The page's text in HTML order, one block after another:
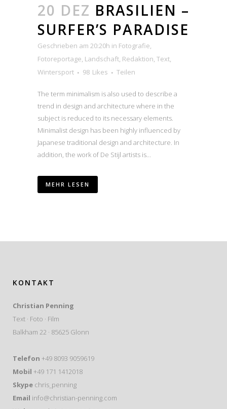
20 DEZ BRASILIEN –
SURFER’S PARADISE
Geschrieben am 20:20h in Fotografie,
Fotoreportage, Landschaft, Redaktion, Text,
Wintersport
98 Likes Teilen
The term minimalism is also used to describe a
trend in design and architecture where in the
subject is reduced to its necessary elements.
Minimalist design has been highly influenced by
Japanese traditional design and architecture. In
addition, the work of De Stijl artists is...
MEHR LESEN
KONTAKT
Christian Penning
Text · Foto · Film
Balkham 22 · 85625 Glonn
Telefon +49 8093 9059619
Mobil +49 171 1412018
Skype chris_penning
Email info@christian-penning.com